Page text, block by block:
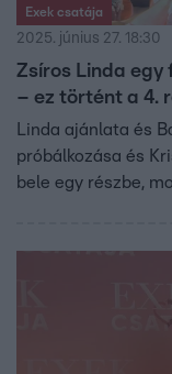
Exek csatája
2025. június 27. 18:30
Zsíros Linda egy
– ez történt a 4.
Linda ajánlata és
próbálkozása és
bele egy részbe,